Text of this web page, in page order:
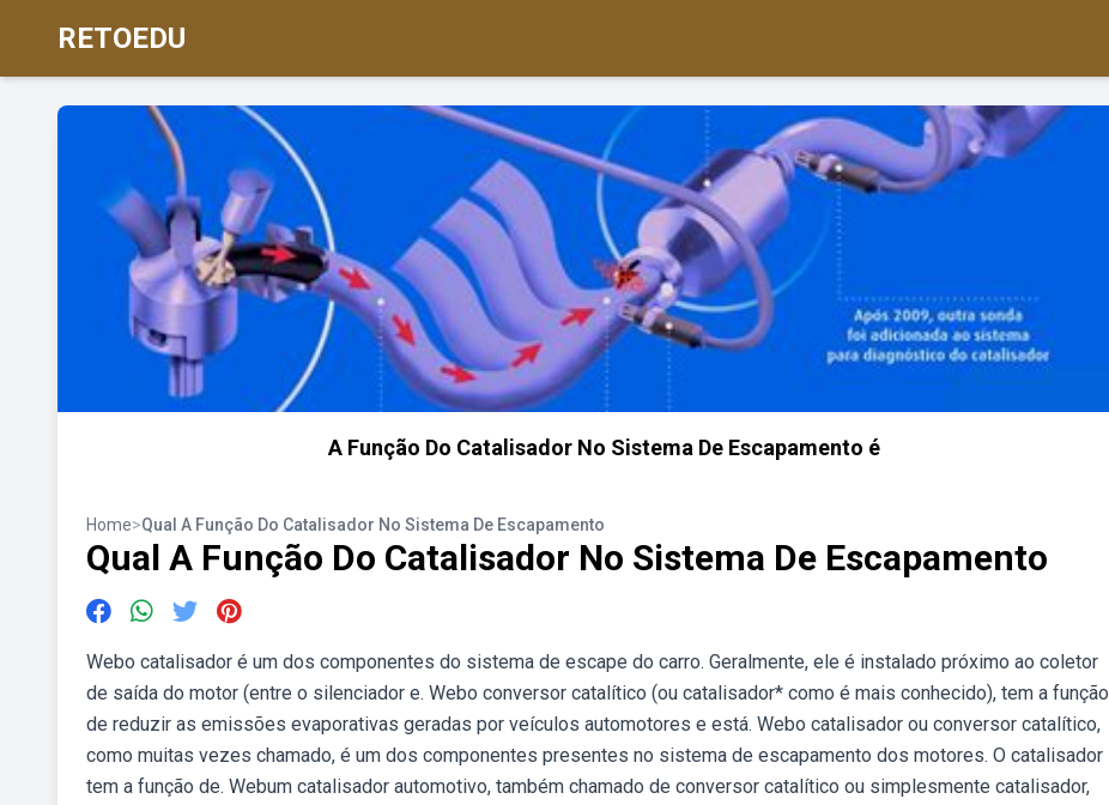
RETOEDU
A Função Do Catalisador No Sistema De Escapamento é
Home>Qual A Função Do Catalisador No Sistema De Escapamento
Qual A Função Do Catalisador No Sistema De Escapamento
Webo catalisador é um dos componentes do sistema de escape do carro. Geralmente, ele é instalado próximo ao coletor
de saída do motor (entre o silenciador e. Webo conversor catalítico (ou catalisador* como é mais conhecido), tem a função
de reduzir as emissões evaporativas geradas por veículos automotores e está. Webo catalisador ou conversor catalítico,
como muitas vezes chamado, é um dos componentes presentes no sistema de escapamento dos motores. O catalisador
tem a função de. Webum catalisador automotivo, também chamado de conversor catalítico ou simplesmente catalisador,